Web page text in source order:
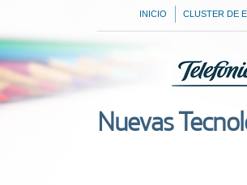
INICIO CLUSTER DE
Nuevas